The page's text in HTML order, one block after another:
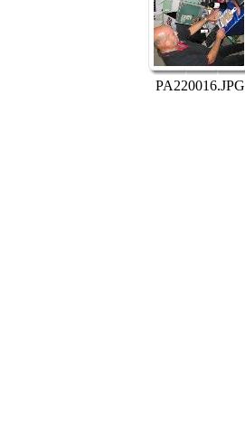
PA220016.JPG